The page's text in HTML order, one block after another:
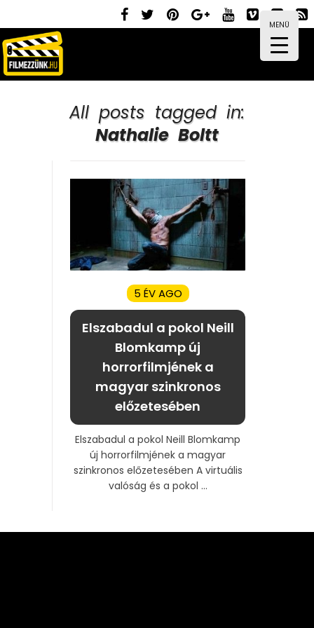
MENÜ
All posts tagged in:
Nathalie Boltt
5 ÉV AGO
Elszabadul a pokol Neill
Blomkamp új
horrorfilmjének a
magyar szinkronos
előzetesében
Elszabadul a pokol Neill Blomkamp
új horrorfilmjének a magyar
szinkronos előzetesében A virtuális
valóság és a pokol ...